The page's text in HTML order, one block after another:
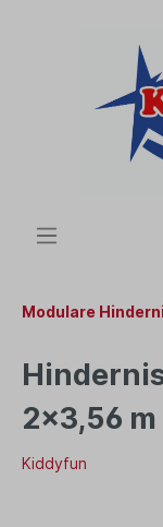
Modulare
2x3,56
Kiddyfun